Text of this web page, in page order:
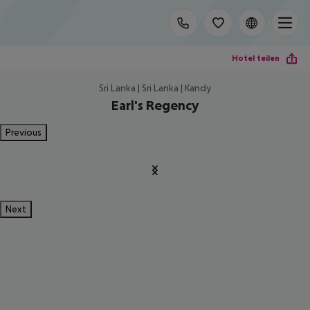
Hotel teilen
Sri Lanka | Sri Lanka | Kandy
Earl's Regency
Previous
Next